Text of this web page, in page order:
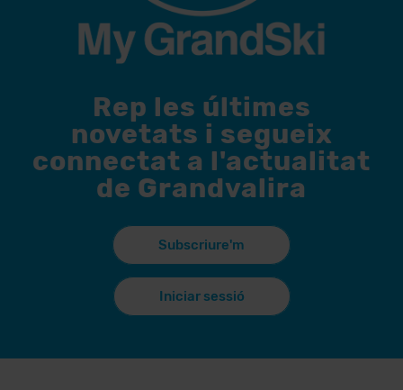
Rep les últimes
novetats i segueix
connectat a l'actualitat
de Grandvalira
Subscriure'm
Iniciar sessió